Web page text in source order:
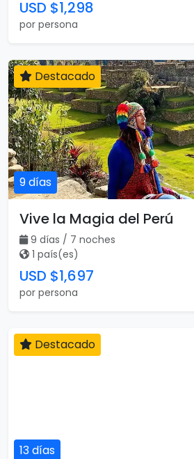
USD $1,298
por persona
9 días
Destacado
Vive la Magia del Perú
9 días / 7 noches
1 país(es)
USD $1,697
por persona
13 días
Destacado